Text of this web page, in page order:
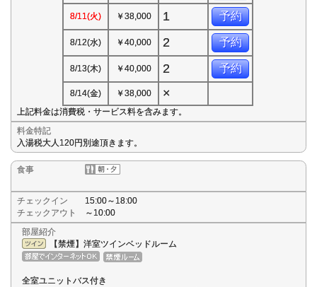
8/11(火) ￥38,000 1 予約
8/12(水) ￥40,000 2 予約
8/13(木) ￥40,000 2 予約
8/14(金) ￥38,000 ×
上記料金は消費税・サービス料を含みます。
料金特記
入湯税大人120円別途頂きます。
食事
チェックイン
15:00～18:00
チェックアウト
～10:00
部屋紹介
【禁煙】洋室ツインベッドルーム
全室ユニットバス付き